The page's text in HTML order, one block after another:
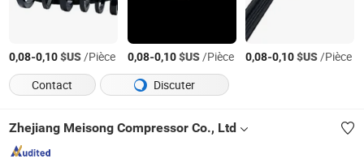
0,08-0,10$US/Pièce 0,08-0,10$US/Pièce 0,08-0,10$US/Pièce
Contact
Discuter
Zhejiang Meisong Compressor Co., Ltd